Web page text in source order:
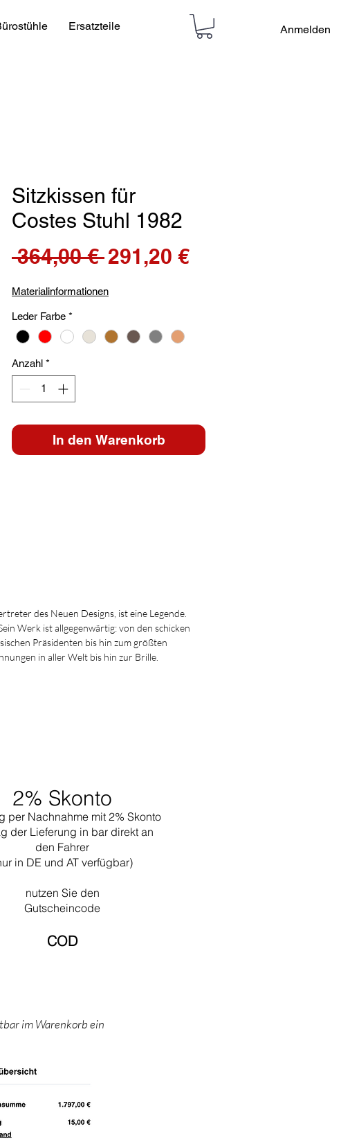
Ersatzteile Anmelden
Sitzkissen für
Costes Stuhl 1982
364,00 € Standardpreis
291,20 €Sale-
Materialinformationen
Leder Farbe *
Anzahl *
In den Warenkorb
des Neuen Designs, ist eine Legende.
Werk ist allgegenwärtig: von den schicken
Präsidenten bis hin zum größten
in aller Welt bis hin zur Brille.
2% Skonto
per Nachnahme mit 2% Skonto
der Lieferung in bar direkt an
den Fahrer
in DE und AT verfügbar)
nutzen Sie den
Gutscheincode
COD​
im Warenkorb ein